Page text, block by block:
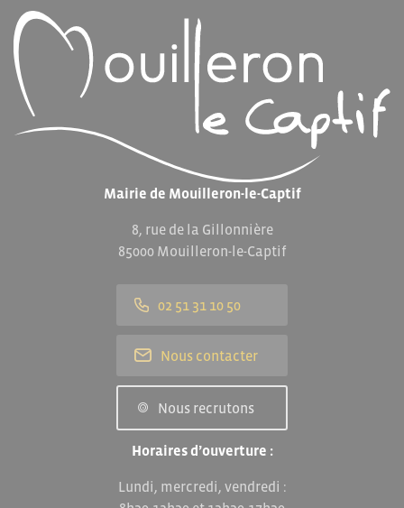
Mairie de Mouilleron-le-Captif
8, rue de la Gillonnière
85000 Mouilleron-le-Captif
02 51 31 10 50
Nous contacter
Nous recrutons
Horaires d’ouverture :
Lundi, mercredi, vendredi :